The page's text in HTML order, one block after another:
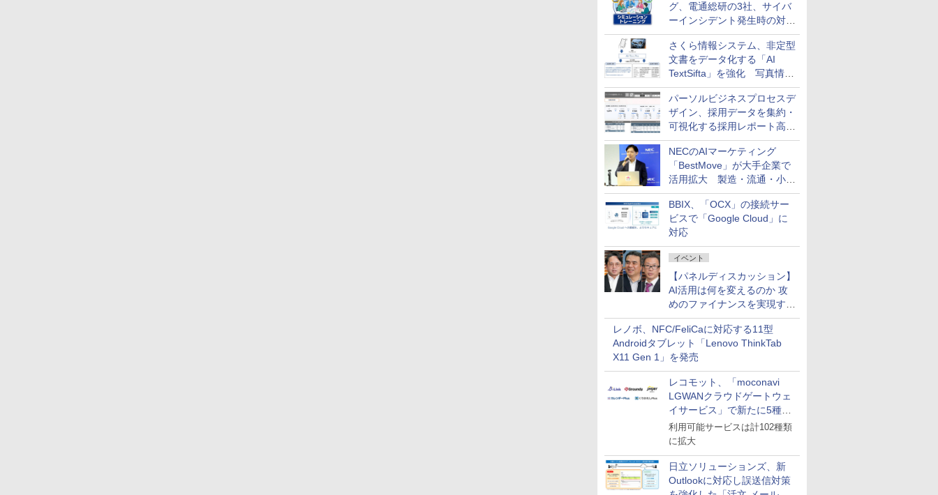
グ、電通総研の3社、サイバ
ーインシデント発生時の対応
と危機管理広報を一体的に訓
練するプログラムを提供
さくら情報システム、非定型
文書をデータ化する「AI
TextSifta」を強化 写真情報
のデータ化などに対応
パーソルビジネスプロセスデ
ザイン、採用データを集約・
可視化する採用レポート高速
化サービスを提供
NECのAIマーケティング
「BestMove」が大手企業で
活用拡大 製造・流通・小売
企業・広告代理店などが実装
フェーズへ
BBIX、「OCX」の接続サー
ビスで「Google Cloud」に
対応
イベント
【パネルディスカッション】
AI活用は何を変えるのか 攻
めのファイナンスを実現する
業務設計とマインドセット変
革
レノボ、NFC/FeliCaに対応する11型
Androidタブレット「Lenovo ThinkTab
X11 Gen 1」を発売
レコモット、「moconavi
LGWANクラウドゲートウェ
イサービス」で新たに5種類
のサービスと連携開始
利用可能サービスは計102種類
に拡大
日立ソリューションズ、新
Outlookに対応し誤送信対策